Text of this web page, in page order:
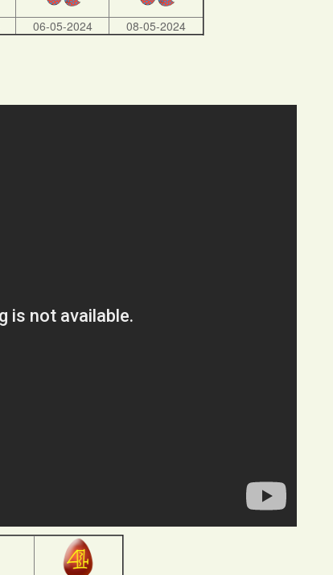
06-05-2024 08-05-2024